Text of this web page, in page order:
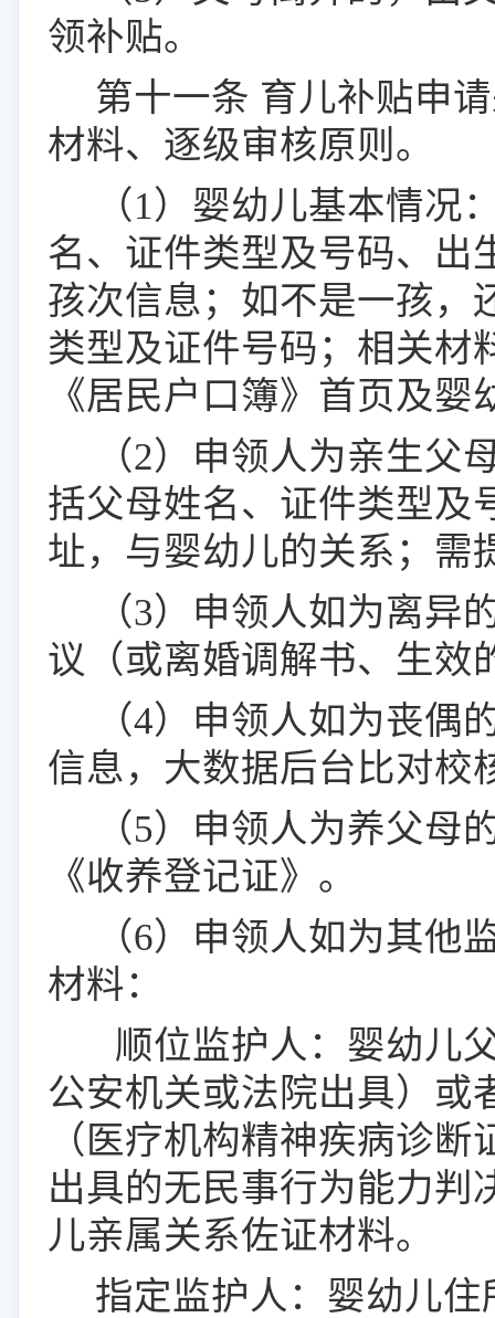
领补贴。
第十一条 育儿补贴申
材料、逐级审核原则。
（1 ）婴幼儿基本情况
名、证件类型及号码、出
孩次信息；如不是一孩，
类型及证件号码；相关材
《居民户口簿》首页及婴
（2）申领人为亲生父
括父母姓名、证件类型及
址，与婴幼儿的关系；需
（3）申领人如为离异
议（或离婚调解书、生效
（4）申领人如为丧偶
信息，大数据后台比对校
（5）申领人为养父母
《收养登记证》。
（6）申领人如为其他
材料：
顺位监护人：婴幼儿
公安机关或法院出具）或
（医疗机构精神疾病诊
出具的无民事行为能力判
儿亲属关系佐证材料。
指定监护人：婴幼儿